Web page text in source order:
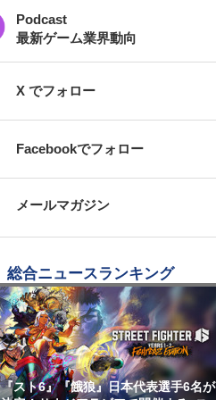
Podcast
最新ゲーム業界動向
X でフォロー
Facebookでフォロー
メールマガジン
総合ニュースランキング
『スト6』『餓狼』日本代表選手6名が